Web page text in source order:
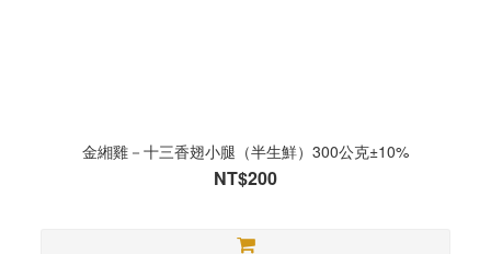
金緗雞－十三香翅小腿（半生鮮）300公克±10%
NT$200